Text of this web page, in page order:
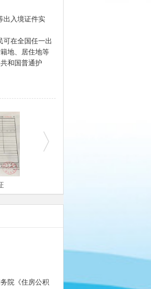
出入境证件实
可在全国任一出
地、居住地等
和国普通护
院《住房公积